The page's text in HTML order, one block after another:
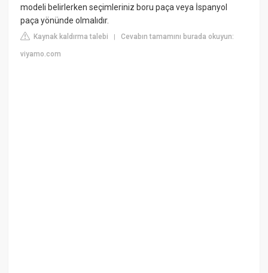
modeli belirlerken seçimleriniz boru paça veya İspanyol
paça yönünde olmalıdır.
Kaynak kaldırma talebi |Cevabın tamamını burada okuyun:
viyamo.com